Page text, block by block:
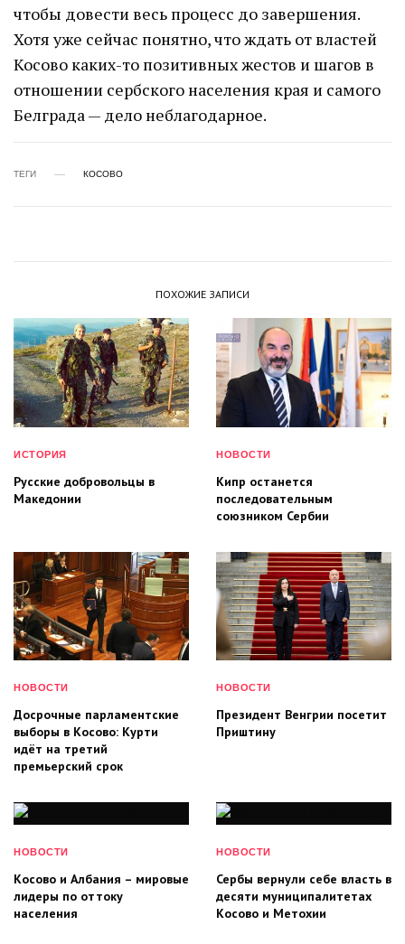
чтобы довести весь процесс до завершения.
Хотя уже сейчас понятно, что ждать от властей
Косово каких-то позитивных жестов и шагов в
отношении сербского населения края и самого
Белграда — дело неблагодарное.
ТЕГИ КОСОВО
ПОХОЖИЕ ЗАПИСИ
ИСТОРИЯ
Русские добровольцы в
Македонии
НОВОСТИ
Кипр останется
последовательным
союзником Сербии
НОВОСТИ
Досрочные парламентские
выборы в Косово: Курти
идёт на третий
премьерский срок
НОВОСТИ
Президент Венгрии посетит
Приштину
НОВОСТИ
Косово и Албания – мировые
лидеры по оттоку
населения
НОВОСТИ
Сербы вернули себе власть в
десяти муниципалитетах
Косово и Метохии